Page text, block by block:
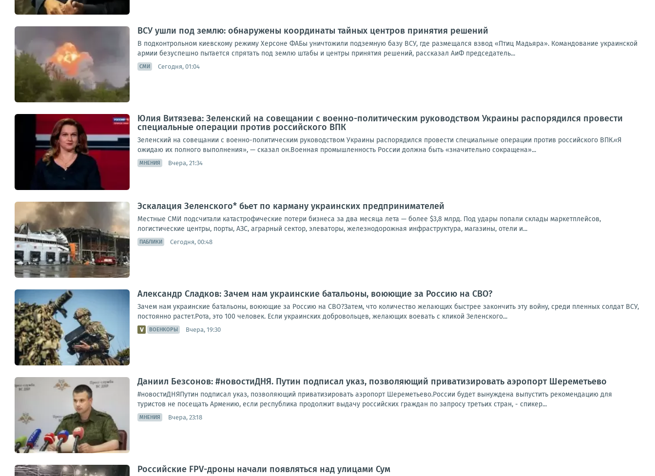
ВСУ ушли под землю: обнаружены координаты тайных центров принятия решений
В подконтрольном киевскому режиму Херсоне ФАБы уничтожили подземную базу ВСУ, где размещался взвод «Птиц Мадьяра». Командование украинской
армии безуспешно пытается спрятать под землю штабы и центры принятия решений, рассказал АиФ председатель...
СМИ Сегодня, 01:04
Юлия Витязева: Зеленский на совещании с военно-политическим руководством Украины распорядился провести
специальные операции против российского ВПК
Зеленский на совещании с военно-политическим руководством Украины распорядился провести специальные операции против российского ВПК.«Я
ожидаю их полного выполнения», — сказал он.Военная промышленность России должна быть «значительно сокращена»...
МНЕНИЯ Вчера, 21:34
Эскалация Зеленского* бьет по карману украинских предпринимателей
Местные СМИ подсчитали катастрофические потери бизнеса за два месяца лета — более $3,8 млрд. Под удары попали склады маркетплейсов,
логистические центры, порты, АЗС, аграрный сектор, элеваторы, железнодорожная инфраструктура, магазины, отели и...
ПАБЛИКИ Сегодня, 00:48
Александр Сладков: Зачем нам украинские батальоны, воюющие за Россию на СВО?
Зачем нам украинские батальоны, воюющие за Россию на СВО?Затем, что количество желающих быстрее закончить эту войну, среди пленных солдат ВСУ,
постоянно растет.Рота, это 100 человек. Если украинских добровольцев, желающих воевать с кликой Зеленского...
ВОЕНКОРЫ Вчера, 19:30
Даниил Безсонов: #новостиДНЯ. Путин подписал указ, позволяющий приватизировать аэропорт Шереметьево
#новостиДНЯПутин подписал указ, позволяющий приватизировать аэропорт Шереметьево.России будет вынуждена выпустить рекомендацию для
туристов не посещать Армению, если республика продолжит выдачу российских граждан по запросу третьих стран, - спикер...
МНЕНИЯ Вчера, 23:18
Российские FPV-дроны начали появляться над улицами Сум